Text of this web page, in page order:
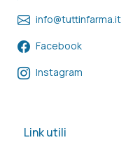
info@tuttinfarma.it
Facebook
Instagram
Link utili